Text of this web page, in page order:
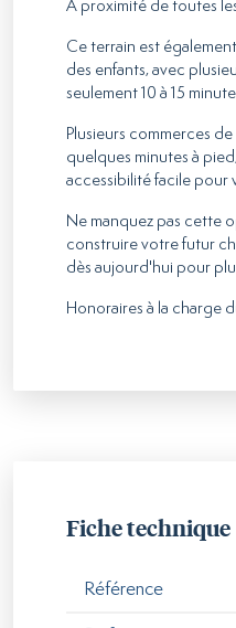
A proximité de toutes
Ce terrain est
des enfants, avec
seulement 10 à 15
Plusieurs commerces
quelques minutes à
accessibilité facile pour
Ne manquez pas cette
construire votre futur
dès aujourd'hui pour
Honoraires à la charge
Fiche technique
Référence